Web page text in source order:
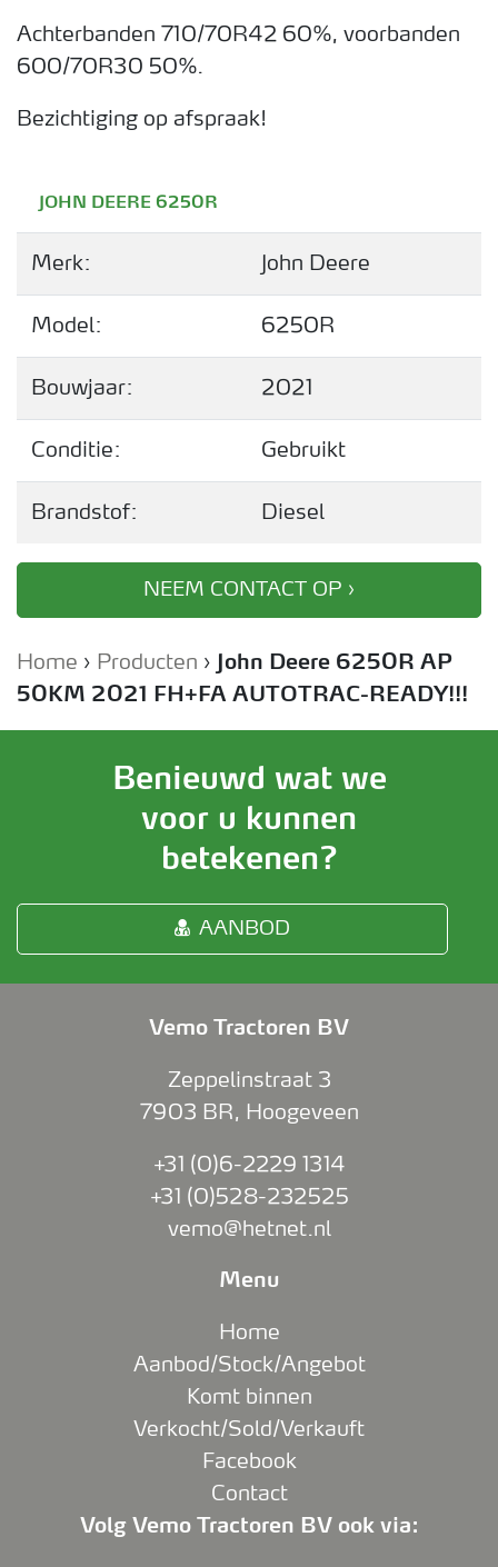
Achterbanden 710/70R42 60%, voorbanden
600/70R30 50%.
Bezichtiging op afspraak!
JOHN DEERE 6250R
Merk:
John Deere
Model:
6250R
Bouwjaar:
2021
Conditie:
Gebruikt
Brandstof:
Diesel
NEEM CONTACT OP ›
Home › Producten › John Deere 6250R AP
50KM 2021 FH+FA AUTOTRAC-READY!!!
Benieuwd wat we
voor u kunnen
betekenen?
AANBOD
Vemo Tractoren BV
Zeppelinstraat 3
7903 BR, Hoogeveen
+31 (0)6-2229 1314
+31 (0)528-232525
vemo@hetnet.nl
Menu
Home
Aanbod/Stock/Angebot
Komt binnen
Verkocht/Sold/Verkauft
Facebook
Contact
Volg Vemo Tractoren BV ook via: